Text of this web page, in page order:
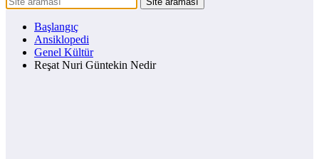
Başlangıç
Ansiklopedi
Genel Kültür
Reşat Nuri Güntekin Nedir